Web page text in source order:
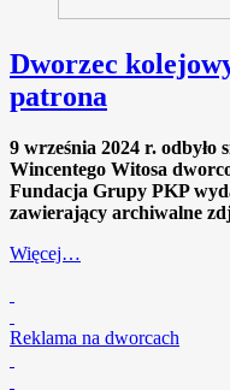
Dworzec
patrona
9 września 2024 r. odbyło
Wincentego Witosa
Fundacja Grupy PKP
zawierający archiwalne
Więcej…
Reklama na dworcach